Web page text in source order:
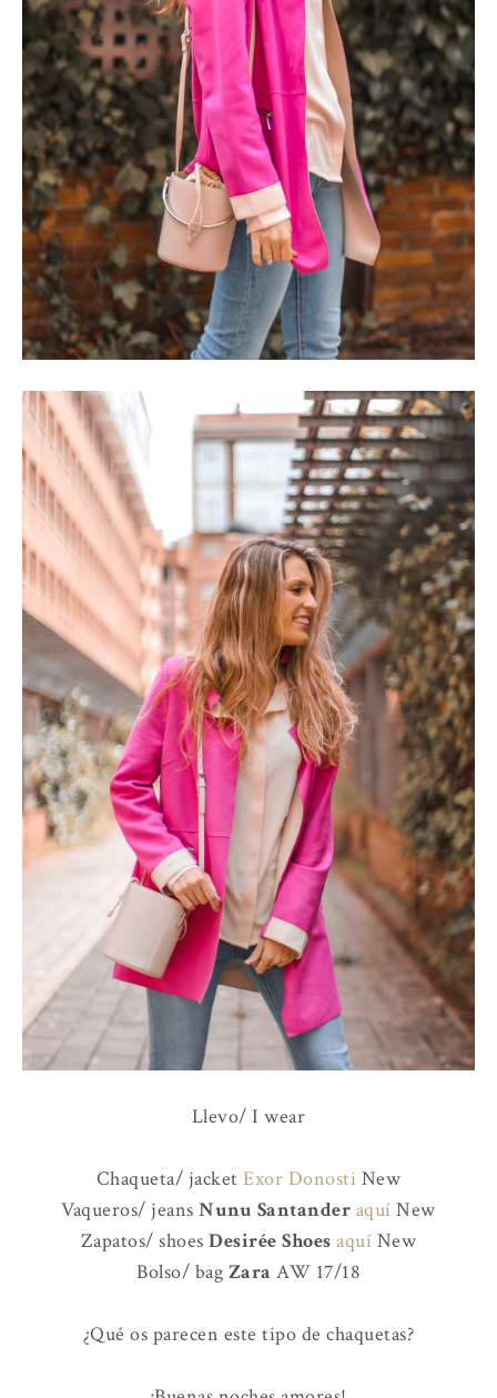
Llevo/ I wear
Chaqueta/ jacketExor Donosti New
Vaqueros/ jeansNunu Santander aquí New
Zapatos/ shoes Desirée Shoes aquí New
Bolso/ bag Zara AW 17/18
¿Qué os parecen este tipo de chaquetas?